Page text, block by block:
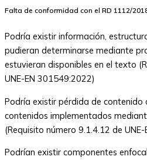
Falta de conformidad con el RD 1112/
Podría existir información,
pudieran determinarse mediante
estuvieran disponibles en el texto
UNE-EN 301549:2022)
Podría existir pérdida de contenido
contenidos implementados
(Requisito número 9.1.4.12 de
Podrían existir componentes